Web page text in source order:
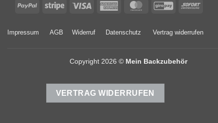
PayPal Stripe Visa
American
MasterCardGiroPay Sofort
Impressum AGB Widerruf Datenschutz Vertrag widerrufen
Copyright 2026 © Mein Backzubehör
VERTRAG WIDERRUFEN